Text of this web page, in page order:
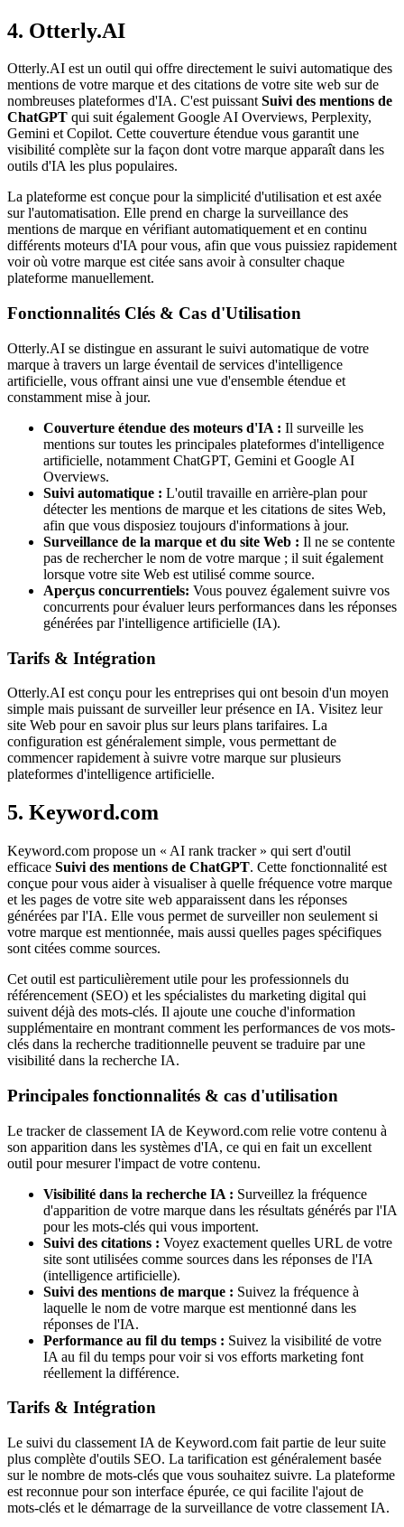
4. Otterly.AI
Otterly.AI est un outil qui offre directement le suivi automatique des
mentions de votre marque et des citations de votre site web sur de
nombreuses plateformes d'IA. C'est puissantSuivi des mentions de
ChatGPT qui suit également Google AI Overviews, Perplexity,
Gemini et Copilot. Cette couverture étendue vous garantit une
visibilité complète sur la façon dont votre marque apparaît dans les
outils d'IA les plus populaires.
La plateforme est conçue pour la simplicité d'utilisation et est axée
sur l'automatisation. Elle prend en charge la surveillance des
mentions de marque en vérifiant automatiquement et en continu
différents moteurs d'IA pour vous, afin que vous puissiez rapidement
voir où votre marque est citée sans avoir à consulter chaque
plateforme manuellement.
Fonctionnalités Clés & Cas d'Utilisation
Otterly.AI se distingue en assurant le suivi automatique de votre
marque à travers un large éventail de services d'intelligence
artificielle, vous offrant ainsi une vue d'ensemble étendue et
constamment mise à jour.
Couverture étendue des moteurs d'IA : Il surveille les
mentions sur toutes les principales plateformes d'intelligence
artificielle, notamment ChatGPT, Gemini et Google AI
Overviews.
Suivi automatique : L'outil travaille en arrière-plan pour
détecter les mentions de marque et les citations de sites Web,
afin que vous disposiez toujours d'informations à jour.
Surveillance de la marque et du site Web : Il ne se contente
pas de rechercher le nom de votre marque ; il suit également
lorsque votre site Web est utilisé comme source.
Aperçus concurrentiels: Vous pouvez également suivre vos
concurrents pour évaluer leurs performances dans les réponses
générées par l'intelligence artificielle (IA).
Tarifs & Intégration
Otterly.AI est conçu pour les entreprises qui ont besoin d'un moyen
simple mais puissant de surveiller leur présence en IA. Visitez leur
site Web pour en savoir plus sur leurs plans tarifaires. La
configuration est généralement simple, vous permettant de
commencer rapidement à suivre votre marque sur plusieurs
plateformes d'intelligence artificielle.
5. Keyword.com
Keyword.com propose un « AI rank tracker » qui sert d'outil
efficace Suivi des mentions de ChatGPT. Cette fonctionnalité est
conçue pour vous aider à visualiser à quelle fréquence votre marque
et les pages de votre site web apparaissent dans les réponses
générées par l'IA. Elle vous permet de surveiller non seulement si
votre marque est mentionnée, mais aussi quelles pages spécifiques
sont citées comme sources.
Cet outil est particulièrement utile pour les professionnels du
référencement (SEO) et les spécialistes du marketing digital qui
suivent déjà des mots-clés. Il ajoute une couche d'information
supplémentaire en montrant comment les performances de vos mots-
clés dans la recherche traditionnelle peuvent se traduire par une
visibilité dans la recherche IA.
Principales fonctionnalités & cas d'utilisation
Le tracker de classement IA de Keyword.com relie votre contenu à
son apparition dans les systèmes d'IA, ce qui en fait un excellent
outil pour mesurer l'impact de votre contenu.
Visibilité dans la recherche IA : Surveillez la fréquence
d'apparition de votre marque dans les résultats générés par l'IA
pour les mots-clés qui vous importent.
Suivi des citations : Voyez exactement quelles URL de votre
site sont utilisées comme sources dans les réponses de l'IA
(intelligence artificielle).
Suivi des mentions de marque : Suivez la fréquence à
laquelle le nom de votre marque est mentionné dans les
réponses de l'IA.
Performance au fil du temps : Suivez la visibilité de votre
IA au fil du temps pour voir si vos efforts marketing font
réellement la différence.
Tarifs & Intégration
Le suivi du classement IA de Keyword.com fait partie de leur suite
plus complète d'outils SEO. La tarification est généralement basée
sur le nombre de mots-clés que vous souhaitez suivre. La plateforme
est reconnue pour son interface épurée, ce qui facilite l'ajout de
mots-clés et le démarrage de la surveillance de votre classement IA.